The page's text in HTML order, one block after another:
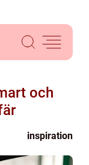
och
inspiration